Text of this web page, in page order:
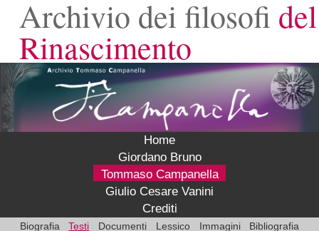
Archivio dei filosofi del
Rinascimento
Home
Giordano Bruno
Tommaso Campanella
Giulio Cesare Vanini
Crediti
Biografia Testi Documenti Lessico Immagini
Bibliografia